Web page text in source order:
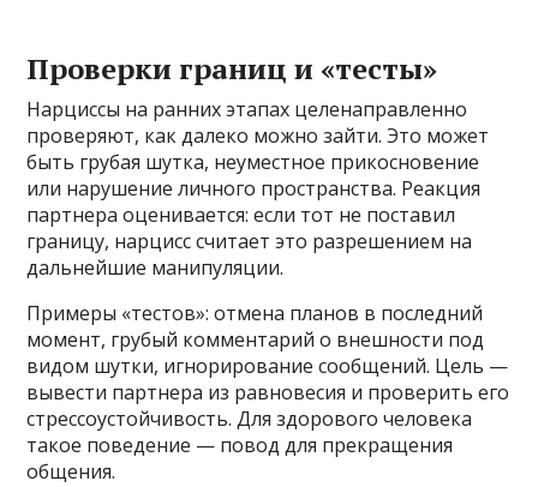
Проверки границ и «тесты»
Нарциссы на ранних этапах целенаправленно
проверяют, как далеко можно зайти. Это может
быть грубая шутка, неуместное прикосновение
или нарушение личного пространства. Реакция
партнера оценивается: если тот не поставил
границу, нарцисс считает это разрешением на
дальнейшие манипуляции.
Примеры «тестов»: отмена планов в последний
момент, грубый комментарий о внешности под
видом шутки, игнорирование сообщений. Цель —
вывести партнера из равновесия и проверить его
стрессоустойчивость. Для здорового человека
такое поведение — повод для прекращения
общения.